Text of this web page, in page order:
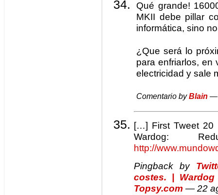
Qué grande!
MKII debe pillar
informática, sino
¿Que será lo
para enfriarlos, en
electricidad y sale
Comentario byBlain —
[…] First Tweet 20
Wardog:
http://
Pingback by
costes. |
Topsy.com — 22